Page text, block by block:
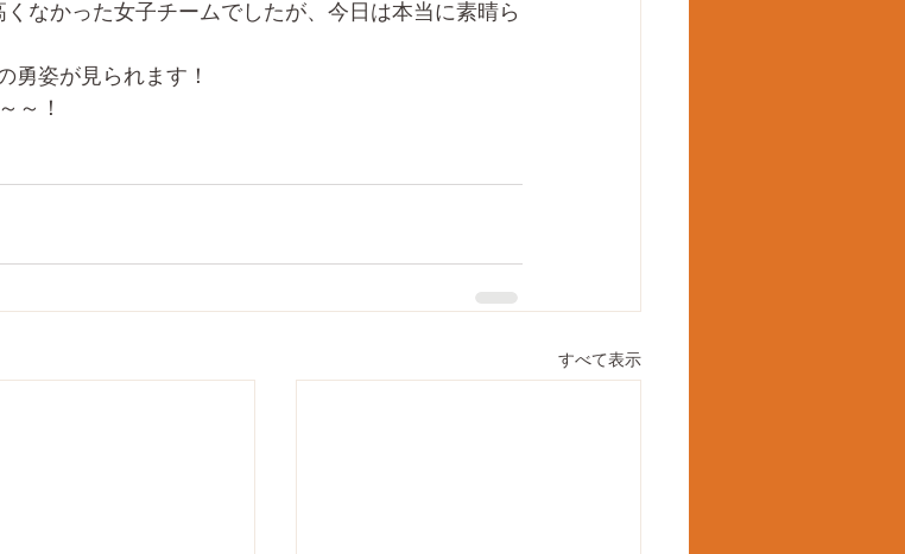
なかった女子チームでしたが、今日は本当に素晴ら
勇姿が見られます！
～！
すべて表示